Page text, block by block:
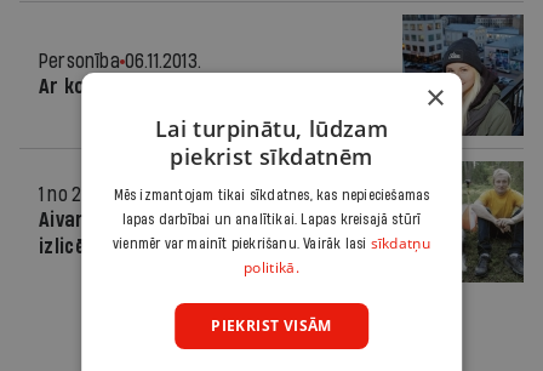
Personība 06.11.2013.
Ar kompasu
1 no 2 miljoniem 28.09.2011.
Aivars Mihailovs, kontrolpunktu
izlicējs
×
Lai turpinātu, lūdzam
piekrist sīkdatnēm
Mēs izmantojam tikai sīkdatnes, kas nepieciešamas
lapas darbībai un analītikai. Lapas kreisajā stūrī
vienmēr var mainīt piekrišanu. Vairāk lasi sīkdatņu
politikā.
PIEKRIST VISĀM